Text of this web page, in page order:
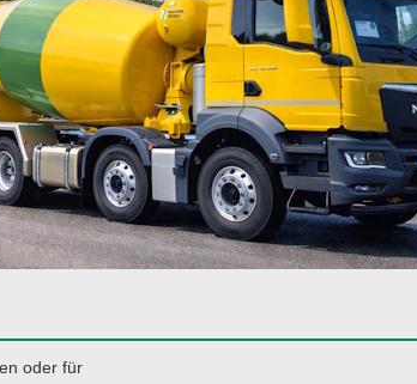
oder für